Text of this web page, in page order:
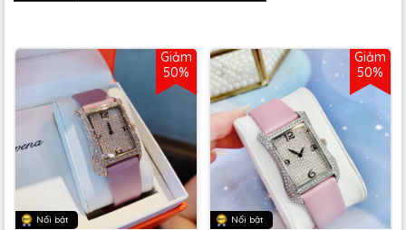
Giảm
50%
Nổi bật
Giảm
50%
Nổi bật